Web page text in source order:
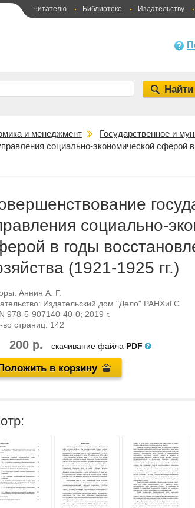
Читателю Библиотеке Издательству
и менеджмент
Государственное и
социально-экономической сферой
социально-
в годы
(1921-1925 гг.)
Аннин А. Г.
Издательский дом "Дело" РАНХиГС
978-5-907140-40-0; 2019 г.
во страниц: 142
200 р. скачивание файла PDF
в корзину